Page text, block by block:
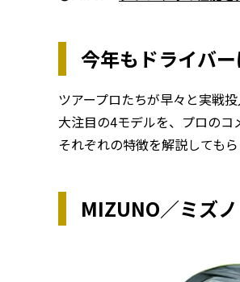
今年もドライバ
ツアープロたちが早々と実戦
大注目の4モデルを、プロのコ
それぞれの特徴を解説しても
MIZUNO／ミズ